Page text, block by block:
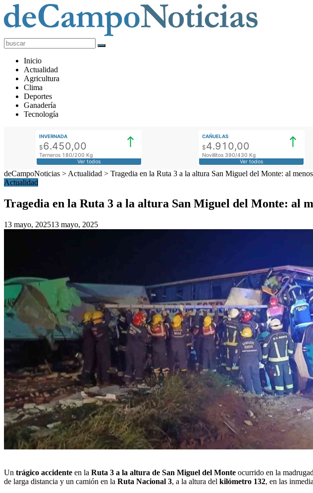
deCampoNoticias
Actualidad
Agropecuaria
Inicio
Actualidad
Agricultura
Clima
Deportes
Ganadería
Tecnología
INVERNADA
$6.450,00
Terneros 180/200 Kg
Ver todos
CAÑUELAS
$4.910,00
Novillitos 390/430 Kg
Ver todos
deCampoNoticias > Actualidad > Tragedia en la Ruta 3 a la altura San Miguel del Monte: al
Actualidad
Tragedia en la Ruta 3 a la altura San Miguel del Monte: al
13 mayo, 202513 mayo, 2025
Un trágico accidente en la Ruta 3 a la altura de San Miguel del Monte ocurrido en la
de larga distancia y un camión en la Ruta Nacional 3, a la altura del kilómetro 132, en las